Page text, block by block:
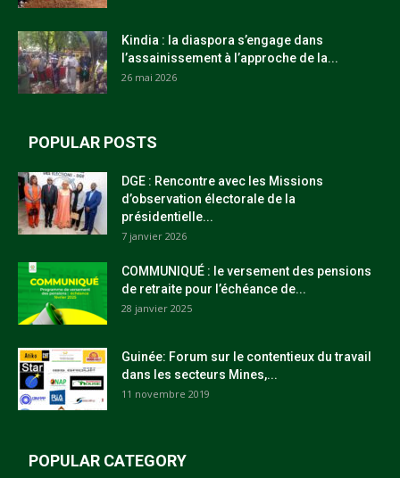
Kindia : la diaspora s’engage dans
l’assainissement à l’approche de la...
26 mai 2026
POPULAR POSTS
DGE : Rencontre avec les Missions
d’observation électorale de la
présidentielle...
7 janvier 2026
COMMUNIQUÉ : le versement des pensions
de retraite pour l’échéance de...
28 janvier 2025
Guinée: Forum sur le contentieux du travail
dans les secteurs Mines,...
11 novembre 2019
POPULAR CATEGORY